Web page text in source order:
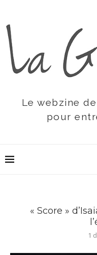
Le webzine
pour
« Score »
1